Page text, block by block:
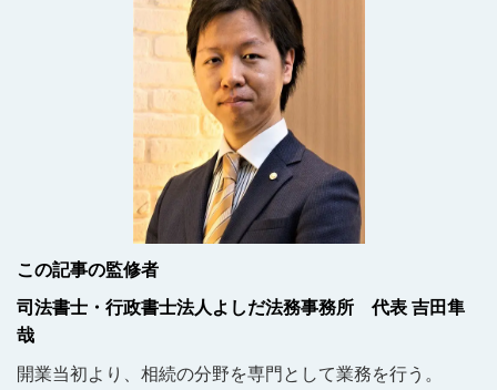
この記事の監修者
司法書士・行政書士法人よしだ法務事務所 代表 吉田隼
哉
開業当初より、相続の分野を専門として業務を行う。